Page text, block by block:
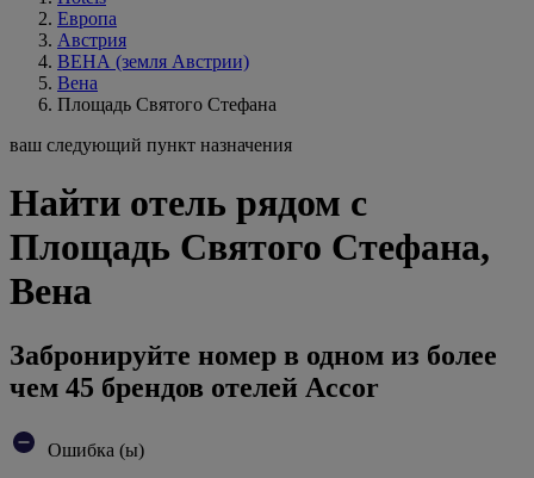
Европа
Австрия
ВЕНА (земля Австрии)
Вена
Площадь Святого Стефана
ваш следующий пункт назначения
Найти отель рядом с
Площадь Святого Стефана,
Вена
Забронируйте номер в одном из более
чем 45 брендов отелей Accor
Ошибка (ы)